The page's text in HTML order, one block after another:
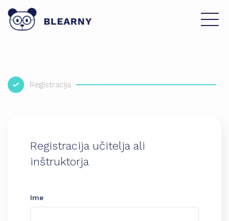
Registracija
Registracija učitelja ali
inštruktorja
Ime